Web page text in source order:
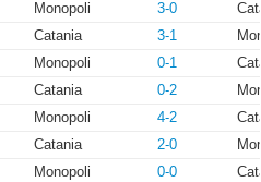
Monopoli 3-0
Catania 3-1
Monopoli 0-1
Catania 0-2
Monopoli 4-2
Catania 2-0
Monopoli 0-0